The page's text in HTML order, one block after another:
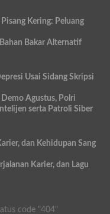
Kering: Peluang
Bakar Alternatif
Usai Sidang Skripsi
Agustus, Polri
serta Patroli Siber
dan Kehidupan Sang
Karier, dan Lagu
code "404"